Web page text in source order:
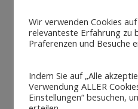
Wir verwenden Cookies
relevanteste Erfahrung zu
Präferenzen und Besuche
Indem Sie auf „Alle
Verwendung ALLER
Einstellungen“ besuchen,